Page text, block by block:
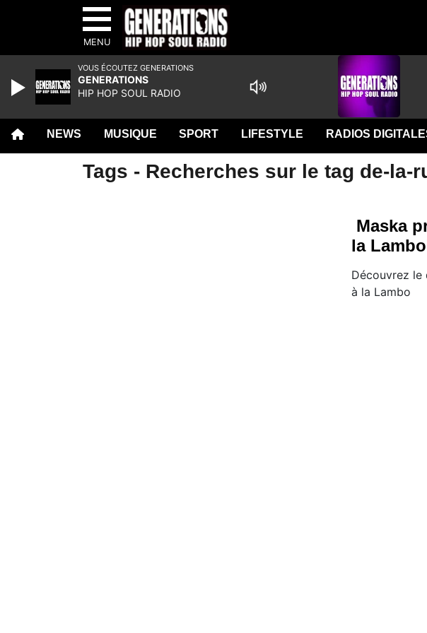
MENU
NEWS MUSIQUE SPORT LIFESTYLE RADIOS
Tags - Recherches sur le tag de-la-
Maska
la
Découvrez le
à la Lambo
VOUS ÉCOUTEZ GENERATIONS
GENERATIONS
HIP HOP SOUL RADIO